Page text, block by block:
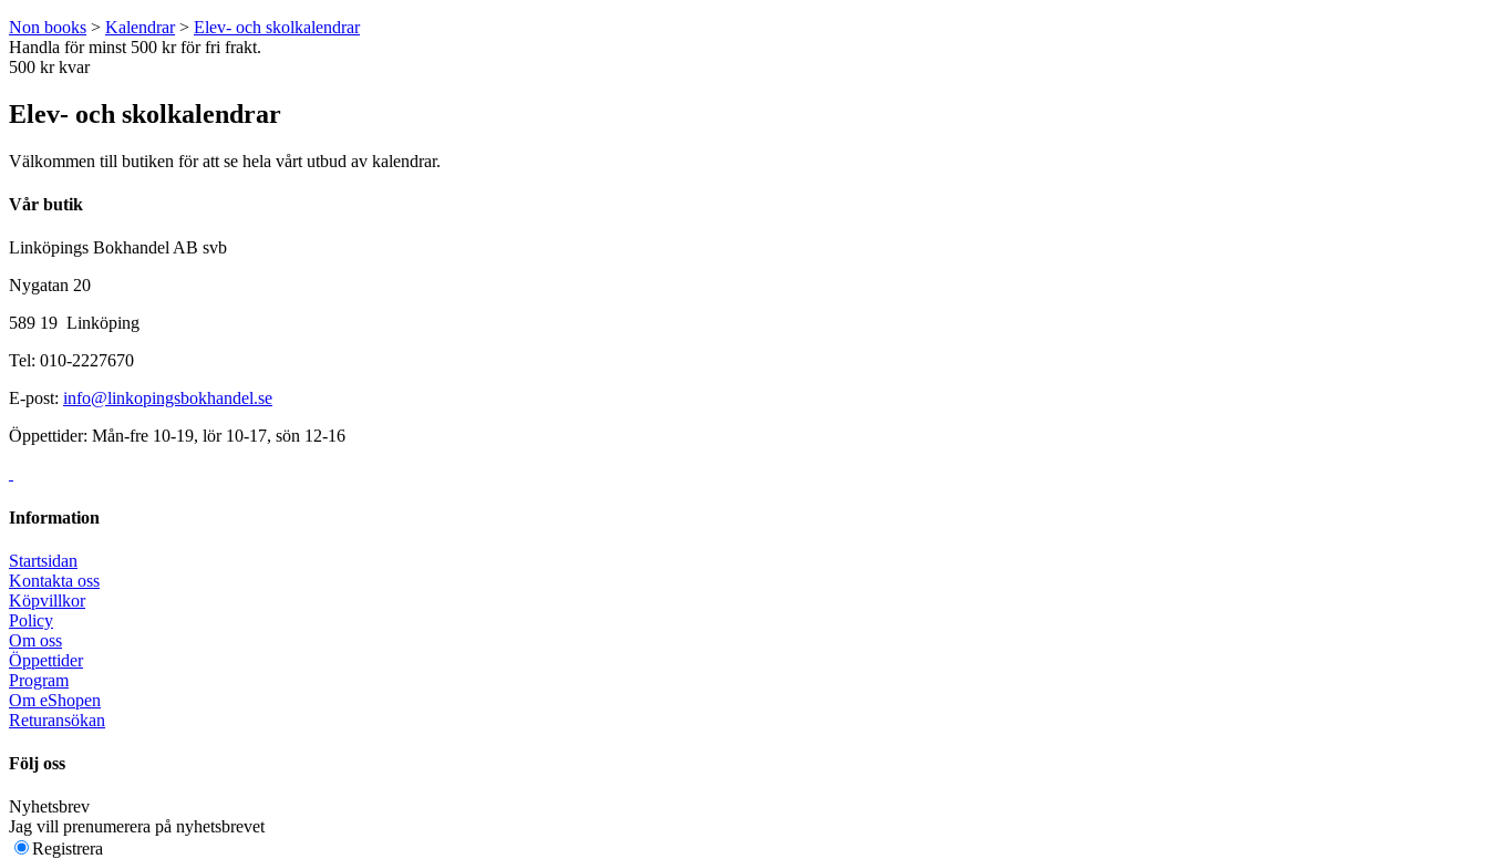
Non books > Kalendrar> Elev- och skolkalendrar
Handla för minst 500 kr för fri frakt.
500 kr kvar
Elev- och skolkalendrar
Välkommen till butiken för att se hela vårt utbud av kalendrar.
Vår butik
Linköpings Bokhandel AB svb
Nygatan 20
589 19 Linköping
Tel: 010-2227670
E-post: info@linkopingsbokhandel.se
Öppettider: Mån-fre 10-19, lör 10-17, sön 12-16
Information
Startsidan
Kontakta oss
Köpvillkor
Policy
Om oss
Öppettider
Program
Om eShopen
Returansökan
Följ oss
Nyhetsbrev
Jag vill prenumerera på nyhetsbrevet
Registrera